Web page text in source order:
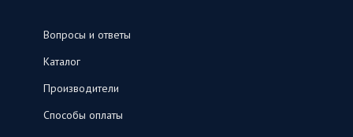
Вопросы и ответы
Каталог
Производители
Способы оплаты